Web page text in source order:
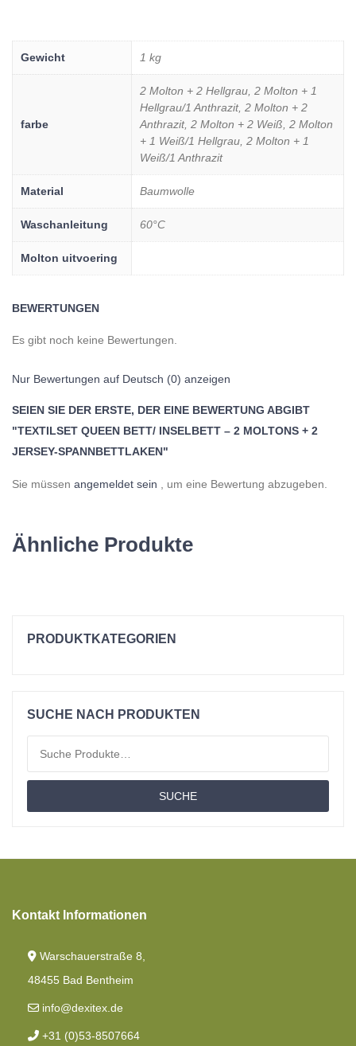
Gewicht 1 kg
farbe
2 Molton + 2 Hellgrau, 2 Molton + 1
Hellgrau/1 Anthrazit, 2 Molton + 2
Anthrazit, 2 Molton + 2 Weiß, 2 Molton
+ 1 Weiß/1 Hellgrau, 2 Molton + 1
Weiß/1 Anthrazit
Material Baumwolle
Waschanleitung 60°C
Molton uitvoering
BEWERTUNGEN
Es gibt noch keine Bewertungen.
Nur Bewertungen auf Deutsch (0) anzeigen
SEIEN SIE DER ERSTE, DER EINE BEWERTUNG ABGIBT
"TEXTILSET QUEEN BETT/ INSELBETT – 2 MOLTONS + 2
JERSEY-SPANNBETTLAKEN"
Sie müssen angemeldet sein , um eine Bewertung abzugeben.
Ähnliche Produkte
PRODUKTKATEGORIEN
Kissen
Material
Matratzen
Französisches Bett
SUCHE NACH PRODUKTEN
SUCHE
Kontakt Informationen
Warschauerstraße 8,
48455 Bad Bentheim
info@dexitex.de
+31 (0)53-8507664